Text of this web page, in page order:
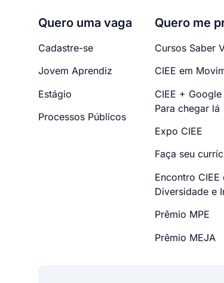
Quero uma vaga
Cadastre-se
Jovem Aprendiz
Estágio
Processos Públicos
Quero me
Cursos Saber
CIEE em
CIEE + Google
Para chegar lá
Expo CIEE
Faça seu
Encontro CIEE
Diversidade e
Prêmio MPE
Prêmio MEJA